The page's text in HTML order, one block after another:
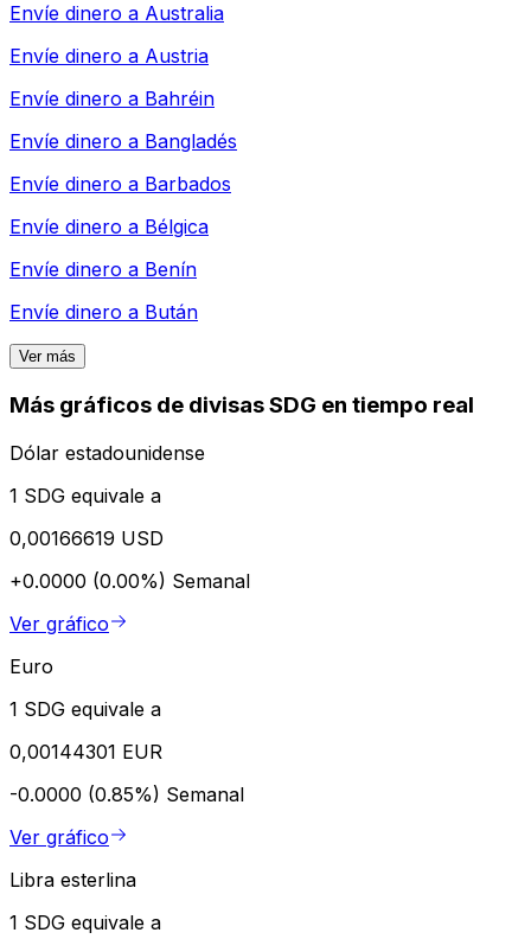
Envíe dinero a Australia
Envíe dinero a Austria
Envíe dinero a Bahréin
Envíe dinero a Bangladés
Envíe dinero a Barbados
Envíe dinero a Bélgica
Envíe dinero a Benín
Envíe dinero a Bután
Ver más
Más gráficos de divisas SDG en tiempo real
Dólar estadounidense
1 SDG equivale a
0,00166619 USD
+0.0000 (0.00%) Semanal
Ver gráfico
Euro
1 SDG equivale a
0,00144301 EUR
-0.0000 (0.85%) Semanal
Ver gráfico
Libra esterlina
1 SDG equivale a